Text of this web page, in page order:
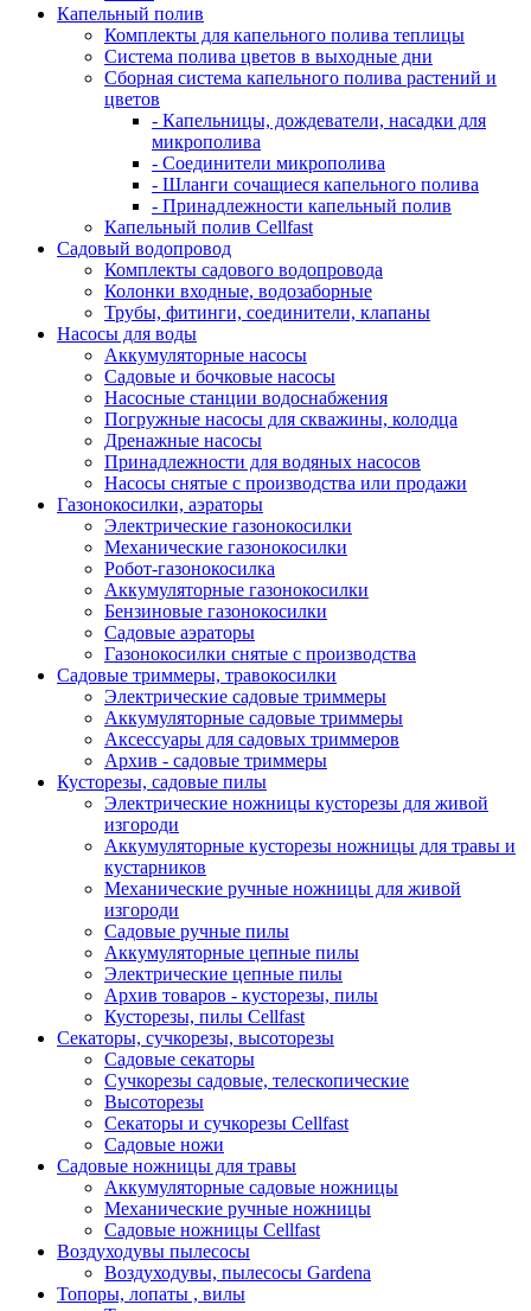
Капельный полив
Комплекты для капельного полива теплицы
Система полива цветов в выходные дни
Сборная система капельного полива растений и
цветов
- Капельницы, дождеватели, насадки для
микрополива
- Соединители микрополива
- Шланги сочащиеся капельного полива
- Принадлежности капельный полив
Капельный полив Cellfast
Садовый водопровод
Комплекты садового водопровода
Колонки входные, водозаборные
Трубы, фитинги, соединители, клапаны
Насосы для воды
Аккумуляторные насосы
Садовые и бочковые насосы
Насосные станции водоснабжения
Погружные насосы для скважины, колодца
Дренажные насосы
Принадлежности для водяных насосов
Насосы снятые с производства или продажи
Газонокосилки, аэраторы
Электрические газонокосилки
Механические газонокосилки
Робот-газонокосилка
Аккумуляторные газонокосилки
Бензиновые газонокосилки
Садовые аэраторы
Газонокосилки снятые с производства
Садовые триммеры, травокосилки
Электрические садовые триммеры
Аккумуляторные садовые триммеры
Аксессуары для садовых триммеров
Архив - садовые триммеры
Кусторезы, садовые пилы
Электрические ножницы кусторезы для живой
изгороди
Аккумуляторные кусторезы ножницы для травы и
кустарников
Механические ручные ножницы для живой
изгороди
Садовые ручные пилы
Аккумуляторные цепные пилы
Электрические цепные пилы
Архив товаров - кусторезы, пилы
Кусторезы, пилы Cellfast
Секаторы, сучкорезы, высоторезы
Садовые секаторы
Сучкорезы садовые, телескопические
Высоторезы
Секаторы и сучкорезы Cellfast
Садовые ножи
Садовые ножницы для травы
Аккумуляторные садовые ножницы
Механические ручные ножницы
Садовые ножницы Cellfast
Воздуходувы пылесосы
Воздуходувы, пылесосы Gardena
Топоры, лопаты , вилы